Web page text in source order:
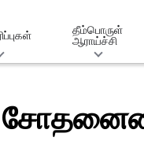
தீம்பொருள்
ஆராய்ச்சி